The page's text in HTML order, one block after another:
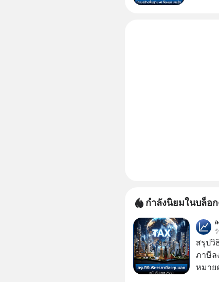
กำลังนิยมในบล็อ
สรุปวิ
ภาษีล
หมาย